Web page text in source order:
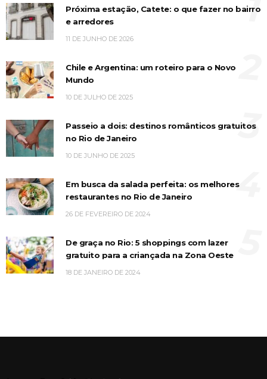
Próxima estação, Catete: o que fazer no bairro
e arredores
11 DE JUNHO DE 2026
Chile e Argentina: um roteiro para o Novo
Mundo
10 DE JULHO DE 2025
Passeio a dois: destinos românticos gratuitos
no Rio de Janeiro
10 DE JUNHO DE 2025
3
Em busca da salada perfeita: os melhores
restaurantes no Rio de Janeiro
26 DE FEVEREIRO DE 2024
4
De graça no Rio: 5 shoppings com lazer
gratuito para a criançada na Zona Oeste
18 DE JANEIRO DE 2024